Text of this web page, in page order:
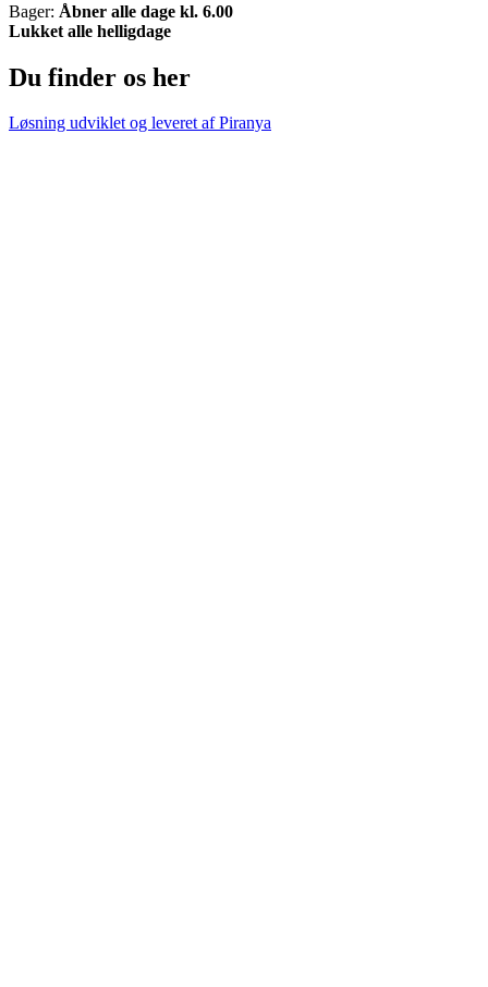
Bager: Åbner alle dage kl. 6.00
Lukket alle helligdage
Du finder os her
Løsning udviklet og leveret afPiranya